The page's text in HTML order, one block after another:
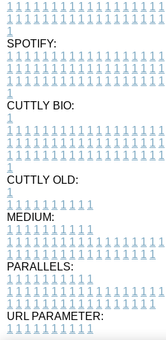
1 1 1 1 1 1 1 1 1 1 1 1 1 1 1 1 1 1
1 1 1 1 1 1 1 1 1 1 1 1 1 1 1 1 1 1
1
SPOTIFY:
1 1 1 1 1 1 1 1 1 1 1 1 1 1 1 1 1 1
1 1 1 1 1 1 1 1 1 1 1 1 1 1 1 1 1 1
1 1 1 1 1 1 1 1 1 1 1 1 1 1 1 1 1 1
1
CUTTLY BIO:
1
1 1 1 1 1 1 1 1 1 1 1 1 1 1 1 1 1 1
1 1 1 1 1 1 1 1 1 1 1 1 1 1 1 1 1 1
1 1 1 1 1 1 1 1 1 1 1 1 1 1 1 1 1 1
1
CUTTLY OLD:
1
1 1 1 1 1 1 1 1 1 1
MEDIUM:
1 1 1 1 1 1 1 1 1 1
1 1 1 1 1 1 1 1 1 1 1 1 1 1 1 1 1 1
1 1 1 1 1 1 1 1 1 1 1 1 1 1 1 1 1
PARALLELS:
1 1 1 1 1 1 1 1 1 1
1 1 1 1 1 1 1 1 1 1 1 1 1 1 1 1 1 1
1 1 1 1 1 1 1 1 1 1 1 1 1 1 1 1 1
URL PARAMETER:
1 1 1 1 1 1 1 1 1 1